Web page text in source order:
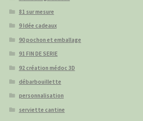
81 sur mesure
9 Idée cadeaux
90 pochon et emballage
91 FIN DE SERIE
92 création médoc 3D
débarbouillette
personnalisation
serviette cantine